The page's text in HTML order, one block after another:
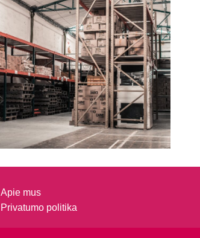
Apie mus
Privatumo politika